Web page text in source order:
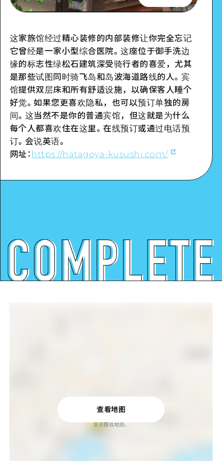
这家旅馆经过精心装修的内部装修让你完全忘记
它曾经是一家小型综合医院。这座位于御手洗边
缘的标志性绿松石建筑深受骑行者的喜爱，尤其
是那些试图同时骑飞岛和岛波海道路线的人。宾
馆提供双层床和所有舒适设施，以确保客人睡个
好觉。如果您更喜欢隐私，也可以预订单独的房
间。这当然不是你的普通宾馆，但这就是为什么
每个人都喜欢住在这里。在线预订或通过电话预
订。会说英语。
网址： https://hatagoya-kusushi.com/
查看地图
显示路线地图。